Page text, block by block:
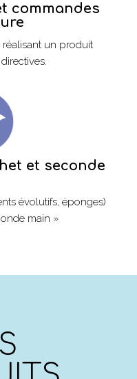
commandes
réalisant un produit
et seconde
évolutifs, éponges)
main »